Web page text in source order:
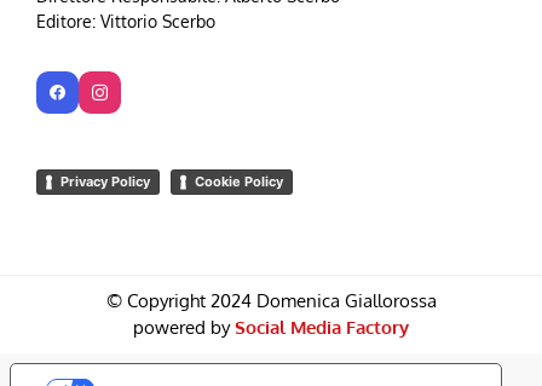
Editore: Vittorio Scerbo
Privacy Policy Cookie Policy
© Copyright 2024 Domenica Giallorossa
powered bySocial Media Factory